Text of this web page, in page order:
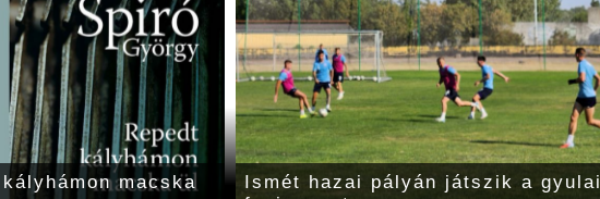
macska
Ismét hazai pályán játszik a gyulai